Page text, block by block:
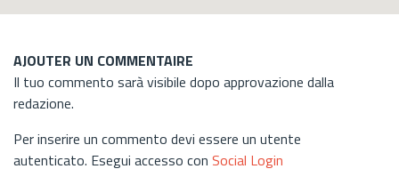
AJOUTER UN COMMENTAIRE
Il tuo commento sarà visibile dopo approvazione dalla
redazione.
Per inserire un commento devi essere un utente
autenticato. Esegui accesso con Social Login